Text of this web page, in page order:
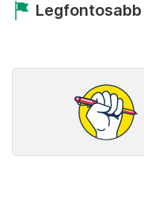
Legfontosabb